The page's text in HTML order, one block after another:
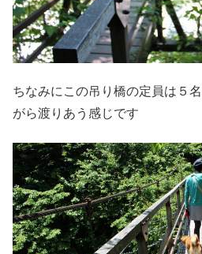
ちなみにこの吊り橋の定員は５
がら渡りあう感じです